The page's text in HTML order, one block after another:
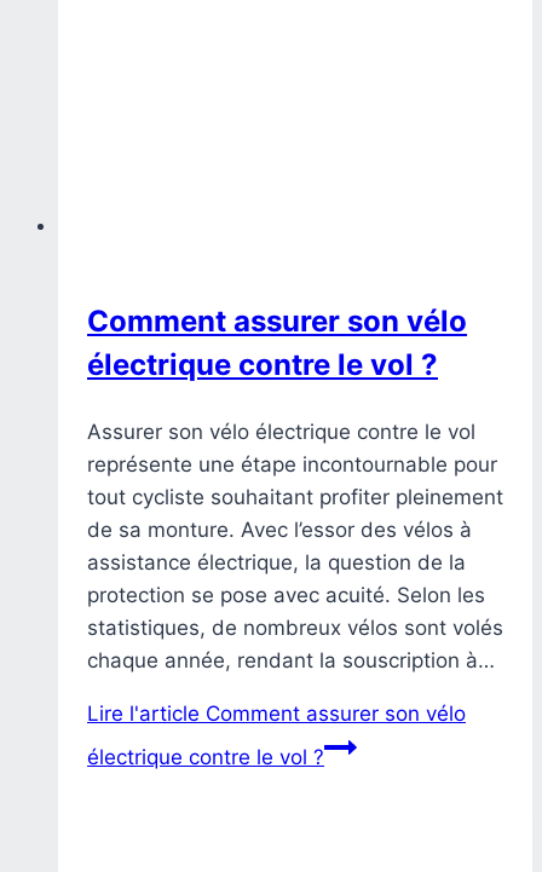
Comment assurer son vélo
électrique contre le vol ?
Assurer son vélo électrique contre le vol
représente une étape incontournable pour
tout cycliste souhaitant profiter pleinement
de sa monture. Avec l’essor des vélos à
assistance électrique, la question de la
protection se pose avec acuité. Selon les
statistiques, de nombreux vélos sont volés
chaque année, rendant la souscription à…
Lire l'article Comment assurer son vélo
électrique contre le vol ?